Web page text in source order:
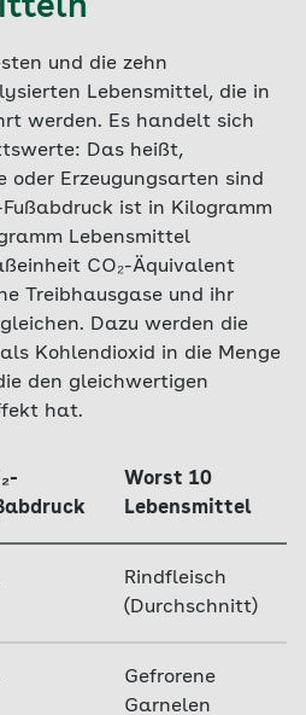
und die zehn
Lebensmittel, die in
werden. Es handelt sich
Das heißt,
oder Erzeugungsarten sind
ist in Kilogramm
Lebensmittel
CO₂-Äquivalent
Treibhausgase und ihr
Dazu werden die
Kohlendioxid in die Menge
den gleichwertigen
hat.
Worst 10
Lebensmittel
Rindfleisch
(Durchschnitt)
Gefrorene
Garnelen